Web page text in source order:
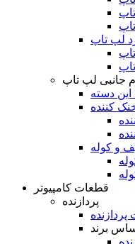
لپ تاپ
جانبی لپ تاپ
این دسته
کننده
و کوله
قطعات کامپیوتر
پردازنده
برند